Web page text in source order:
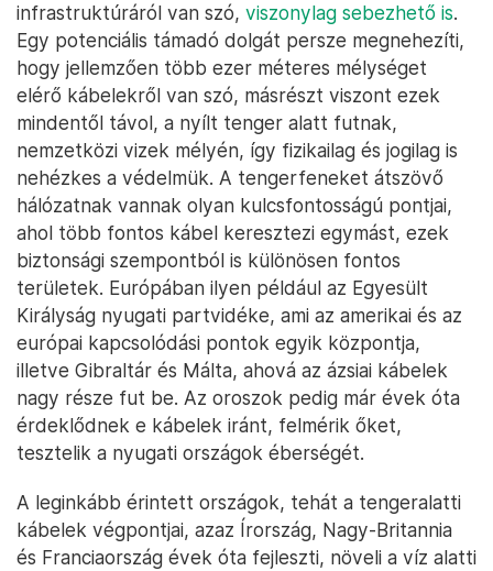
infrastruktúráról van szó, viszonylag sebezhető is.
Egy potenciális támadó dolgát persze megnehezíti,
hogy jellemzően több ezer méteres mélységet
elérő kábelekről van szó, másrészt viszont ezek
mindentől távol, a nyílt tenger alatt futnak,
nemzetközi vizek mélyén, így fizikailag és jogilag is
nehézkes a védelmük. A tengerfeneket átszövő
hálózatnak vannak olyan kulcsfontosságú pontjai,
ahol több fontos kábel keresztezi egymást, ezek
biztonsági szempontból is különösen fontos
területek. Európában ilyen például az Egyesült
Királyság nyugati partvidéke, ami az amerikai és az
európai kapcsolódási pontok egyik központja,
illetve Gibraltár és Málta, ahová az ázsiai kábelek
nagy része fut be. Az oroszok pedig már évek óta
érdeklődnek e kábelek iránt, felmérik őket,
tesztelik a nyugati országok éberségét.
A leginkább érintett országok, tehát a tengeralatti
kábelek végpontjai, azaz Írország, Nagy-Britannia
és Franciaország évek óta fejleszti, növeli a víz alatti